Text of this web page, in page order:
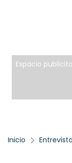
Espacio
Inicio